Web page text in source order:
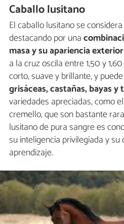
Caballo lusitano
El caballo lusitano se
destacando por una
masa y su apariencia exterior
a la cruz oscila entre 1,50 y
corto, suave y brillante, y
grisáceas, castañas, bayas y
variedades apreciadas, como
cremello, que son bastante
lusitano de pura sangre es
su inteligencia privilegiada y su
aprendizaje.